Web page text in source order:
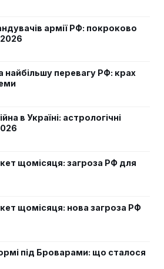
армії РФ: покроково
найбільшу перевагу РФ: крах
в Україні: астрологічні
щомісяця: загроза РФ для
щомісяця: нова загроза РФ
під Броварами: що сталося